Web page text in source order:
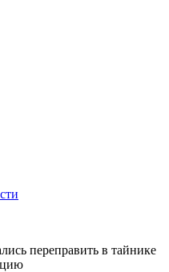
переправить в тайнике